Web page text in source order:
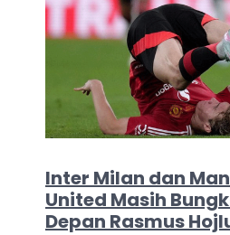
Inter Milan dan
United Masih
Depan Rasmus